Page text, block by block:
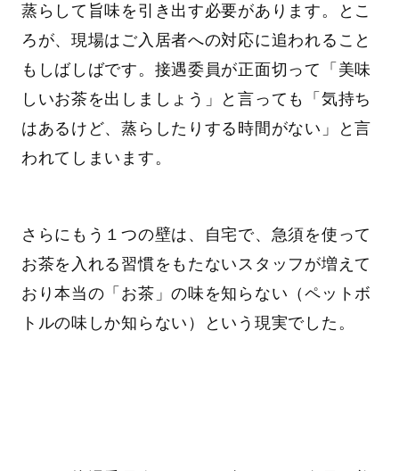
蒸らして旨味を引き出す必要があります。とこ
ろが、現場はご入居者への対応に追われること
もしばしばです。接遇委員が正面切って「美味
しいお茶を出しましょう」と言っても「気持ち
はあるけど、蒸らしたりする時間がない」と言
われてしまいます。
さらにもう１つの壁は、自宅で、急須を使って
お茶を入れる習慣をもたないスタッフが増えて
おり本当の「お茶」の味を知らない（ペットボ
トルの味しか知らない）という現実でした。